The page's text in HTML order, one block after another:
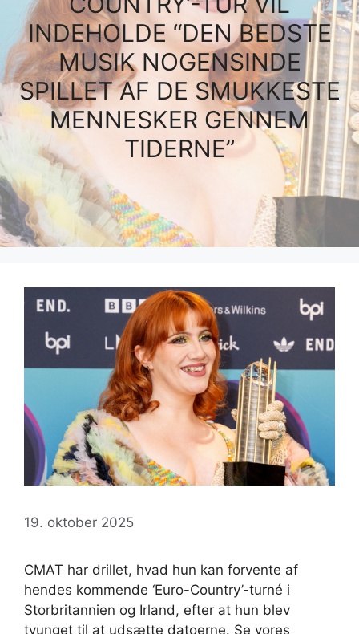
INDEHOLDE “DEN BEDSTE
MUSIK NOGENSINDE
SPILLET AF DE SMUKKESTE
MENNESKER GENNEM
TIDERNE”
19. oktober 2025
CMAT har drillet, hvad hun kan forvente af
hendes kommende ‘Euro-Country’-turné i
Storbritannien og Irland, efter at hun blev
tvunget til at udsætte datoerne. Se vores